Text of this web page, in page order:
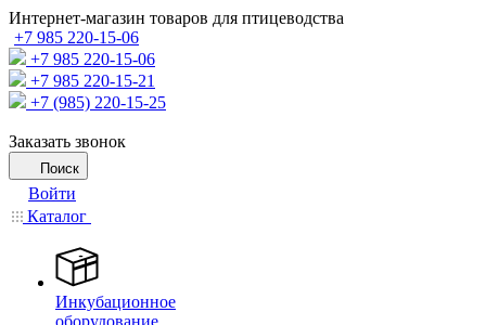
Интернет-магазин товаров для птицеводства
+7 985 220-15-06
+7 985 220-15-06
+7 985 220-15-21
+7 (985) 220-15-25
Заказать звонок
Поиск
Войти
Каталог
Инкубационное
оборудование